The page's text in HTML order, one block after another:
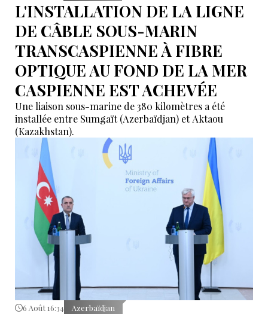
L'INSTALLATION DE LA LIGNE
DE CÂBLE SOUS-MARIN
TRANSCASPIENNE À FIBRE
OPTIQUE AU FOND DE LA MER
CASPIENNE EST ACHEVÉE
Une liaison sous-marine de 380 kilomètres a été
installée entre Sumgaït (Azerbaïdjan) et Aktaou
(Kazakhstan).
6 Août 16:34 Azerbaïdjan